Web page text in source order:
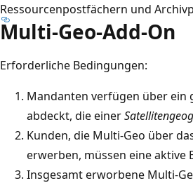
Ressourcenpostfächern und
Multi-Geo-Add-On
Erforderliche Bedingungen:
Mandanten verfügen über ein
abdeckt, die einer
Kunden, die Multi-Geo über
erwerben, müssen eine aktive
Insgesamt erworbene Multi-